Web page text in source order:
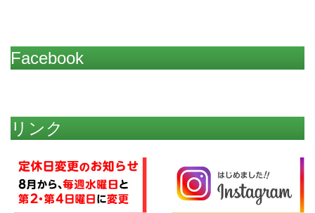
Facebook
リンク